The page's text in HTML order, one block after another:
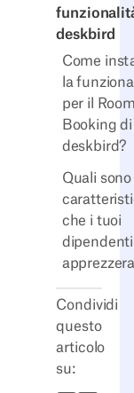
deskbird
Come
la
per il
Booking di
deskbird?
Quali sono
che i tuoi
dipendenti
Condividi
questo
articolo
su: